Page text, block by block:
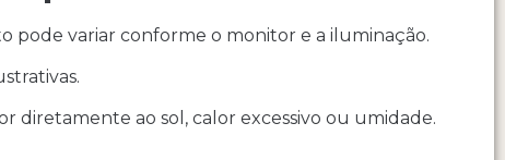
pode variar conforme o monitor e a iluminação.
diretamente ao sol, calor excessivo ou umidade.